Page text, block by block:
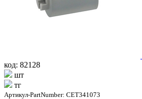
код: 82128
шт
тг
Артикул-PartNumber: CET341073